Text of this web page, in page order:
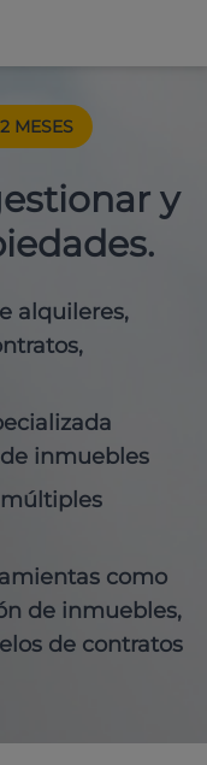
MESES
y
alquileres,
inmuebles
como
de inmuebles,
de contratos